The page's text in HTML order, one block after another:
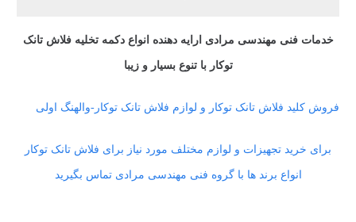
خدمات فنی مهندسی مرادی ارایه دهنده انواع دکمه تخلیه فلاش تانک
توکار با تنوع بسیار و زیبا
فروش کلید فلاش تانک توکار و لوازم فلاش تانک توکار-والهنگ اولی
برای خرید تجهیزات و لوازم مختلف مورد نیاز برای فلاش تانک توکار
انواع برند ها با گروه فنی مهندسی مرادی تماس بگیرید